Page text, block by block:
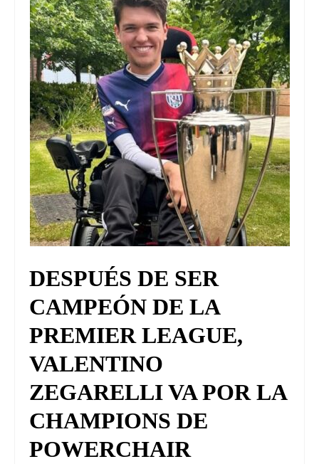
UNIVERSO CAD
NOTICIAS
CAD MEDIA
CAD FEDERAL
DESPUÉS DE SER
CAMPEÓN DE LA
PREMIER LEAGUE,
VALENTINO
ZEGARELLI VA POR LA
CHAMPIONS DE
POWERCHAIR